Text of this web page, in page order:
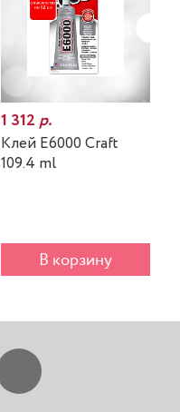
1 312р.
Клей E6000 Craft
109.4 ml
В корзину